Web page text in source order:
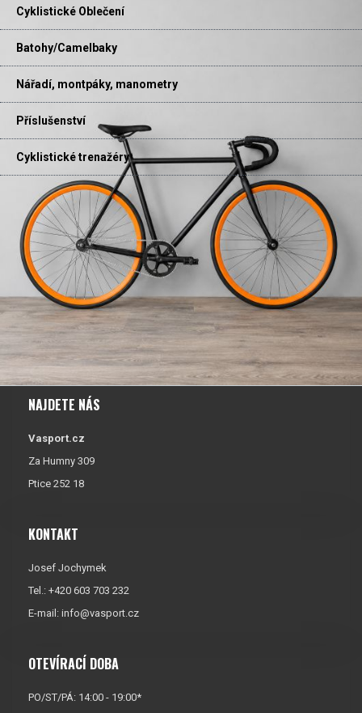
Cyklistické Oblečení
Batohy/Camelbaky
Nářadí, montpáky, manometry
Příslušenství
Cyklistické trenažéry
NAJDETE NÁS
Vasport.cz
Za Humny 309
Ptice 252 18
KONTAKT
Josef Jochymek
Tel.: +420 603 703 232
E-mail: info@vasport.cz
OTEVÍRACÍ DOBA
PO/ST/PÁ: 14:00 - 19:00*